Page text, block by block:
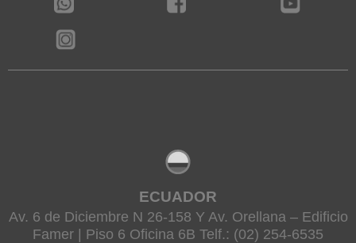
ECUADOR
Av. 6 de Diciembre N 26-158 Y Av. Orellana – Edificio
Famer | Piso 6 Oficina 6B Telf.: (02) 254-6535